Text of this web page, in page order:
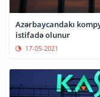
Azərbaycandakı
istifadə olunur
17-05-2021